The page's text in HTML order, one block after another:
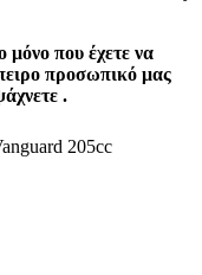
μόνο που έχετε να
προσωπικό μας
.
205cc